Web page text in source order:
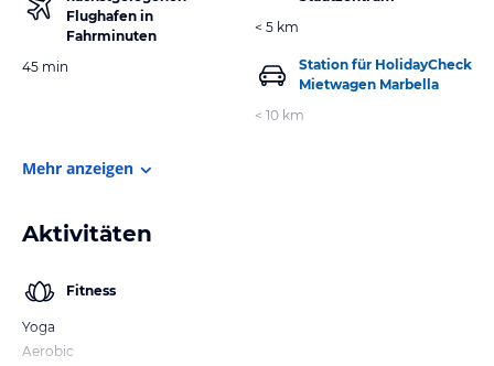
Flughafen in
Fahrminuten
45 min
< 5 km
Station für HolidayCheck
Mietwagen Marbella
< 10 km
Mehr anzeigen
Aktivitäten
Fitness
Yoga
Aerobic